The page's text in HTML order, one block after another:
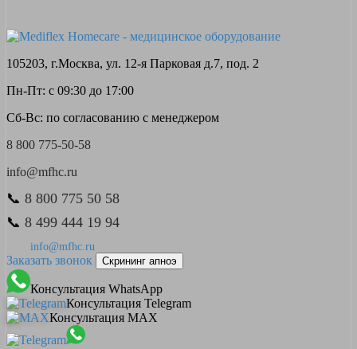
105203, г.Москва, ул. 12-я Парковая д.7, под. 2
Пн-Пт: с 09:30 до 17:00
Сб-Вс: по согласованию с менеджером
8 800 775-50-58
info@mfhc.ru
📞 8 800 775 50 58
📞 8 499 444 19 94
info@mfhc.ru
Заказать звонок Скрининг апноэ
Консультация WhatsApp
Консультация Telegram
Консультация MAX